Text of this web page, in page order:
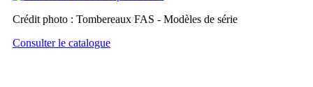
Crédit photo : Tombereaux FAS - Modèles de série
Consulter le catalogue